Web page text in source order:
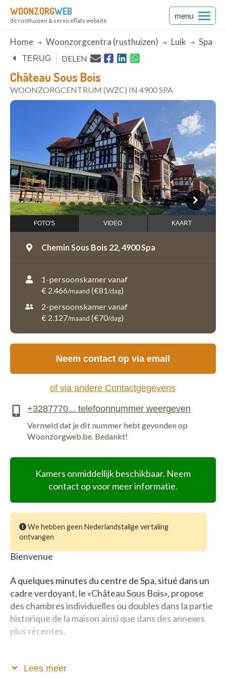
WOONZORGWEB
dé rusthuizen & serviceflats website
menu
Breadcrumb
Home Woonzorgcentra (rusthuizen) Luik Spa
Château Sous Bois
WOONZORGCENTRUM (WZC) IN 4900 SPA
TERUG DELEN
1 2 3 4 5 6 7 8 9 1011121314
open in Google Maps
FOTO'S VIDEO KAART
Chemin Sous Bois 22, 4900 Spa
1-persoonskamer vanaf
€ 2.466/maand (€81/dag)
2-persoonskamer vanaf
€ 2.127/maand (€70/dag)
Kamers onmiddellijk beschikbaar. Neem
contact op voor meer informatie.
We hebben geen Nederlandstalige vertaling
ontvangen
Bienvenue
A quelques minutes du centre de Spa, situé dans un
cadre verdoyant, le «Château Sous Bois», propose
des chambres individuelles ou doubles dans la partie
historique de la maison ainsi que dans des annexes
plus récentes.
raviront vos papilles!
Lees meer
Neem contact op via email
of via andere Contactgegevens
Vermeld dat je dit nummer hebt gevonden op
Woonzorgweb.be. Bedankt!